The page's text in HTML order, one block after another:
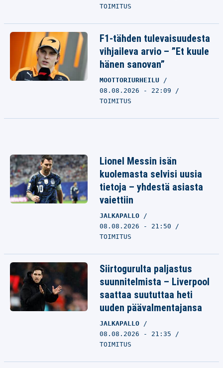
TOIMITUS
F1-tähden tulevaisuudesta
vihjaileva arvio – ”Et kuule
hänen sanovan”
MOOTTORIURHEILU
08.08.2026 - 22:09
TOIMITUS
Lionel Messin isän
kuolemasta selvisi uusia
tietoja – yhdestä asiasta
vaiettiin
JALKAPALLO
08.08.2026 - 21:50
TOIMITUS
Siirtogurulta paljastus
suunnitelmista – Liverpool
saattaa suututtaa heti
uuden päävalmentajansa
JALKAPALLO
08.08.2026 - 21:35
TOIMITUS